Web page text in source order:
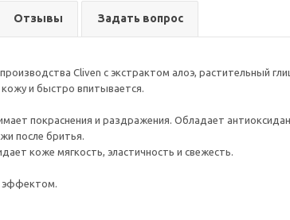
Отзывы Задать вопрос
Cliven с экстрактом алоэ, растительный
и быстро впитывается.
покраснения и раздражения. Обладает
после бритья.
коже мягкость, эластичность и свежесть.
эффектом.